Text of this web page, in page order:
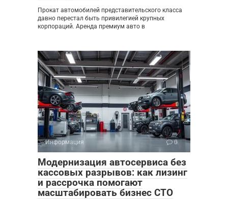
Прокат автомобилей представительского класса
давно перестал быть привилегией крупных
корпораций. Аренда премиум авто в
Информация 0
Модернизация автосервиса без
кассовых разрывов: как лизинг
и рассрочка помогают
масштабировать бизнес СТО